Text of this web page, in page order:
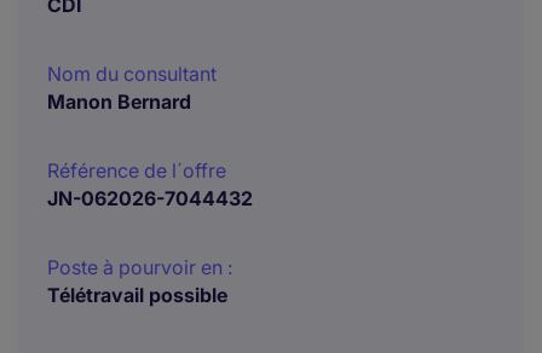
CDI
Nom du consultant
Manon Bernard
Référence de l´offre
JN-062026-7044432
Poste à pourvoir en :
Télétravail possible